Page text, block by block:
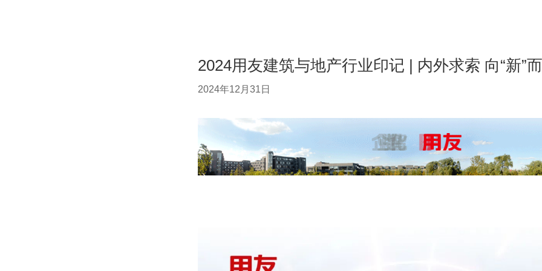
2024用友建筑与地产行业印记 | 内外求索 向“新”
2024年12月31日